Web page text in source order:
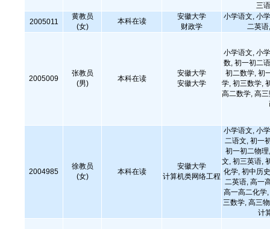
三
2005011
黄教员
(女)
本科在读
安徽大学
财政学
小学语文, 小
二英
2005009
张教员
(男)
本科在读
安徽大学
安徽大学
小学语文, 小
数, 初一初二
初二数学, 初
学, 初三数学,
高二数学, 高
2004985
徐教员
(女)
本科在读
安徽大学
计算机类网络工程
小学语文, 小
二语文, 初一
初一初二物
文, 初三英语,
化学, 初中历
二英语, 高一
高一高二化学
三数学, 高三
计